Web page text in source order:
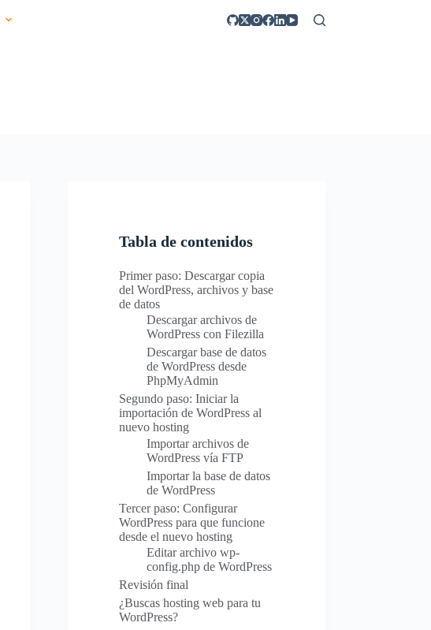
Tabla de contenidos
Primer paso: Descargar copia
del WordPress, archivos y base
de datos
Descargar archivos de
WordPress con Filezilla
Descargar base de datos
de WordPress desde
PhpMyAdmin
Segundo paso: Iniciar la
importación de WordPress al
nuevo hosting
Importar archivos de
WordPress vía FTP
Importar la base de datos
de WordPress
Tercer paso: Configurar
WordPress para que funcione
desde el nuevo hosting
Editar archivo wp-
config.php de WordPress
Revisión final
¿Buscas hosting web para tu
WordPress?